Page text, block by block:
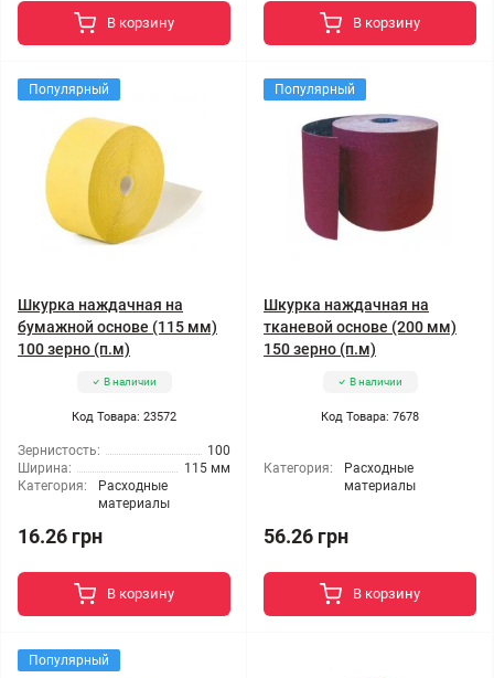
В корзину В корзину
Популярный
Шкурка наждачная на
бумажной основе (115 мм)
100 зерно (п.м)
В наличии
Код Товара: 23572
Зернистость:
100
Ширина:
115 мм
Категория:
Расходные
материалы
16.26 грн
В корзину
Популярный
Шкурка наждачная на
тканевой основе (200 мм)
150 зерно (п.м)
В наличии
Код Товара: 7678
Категория:
Расходные
материалы
56.26 грн
В корзину
Популярный